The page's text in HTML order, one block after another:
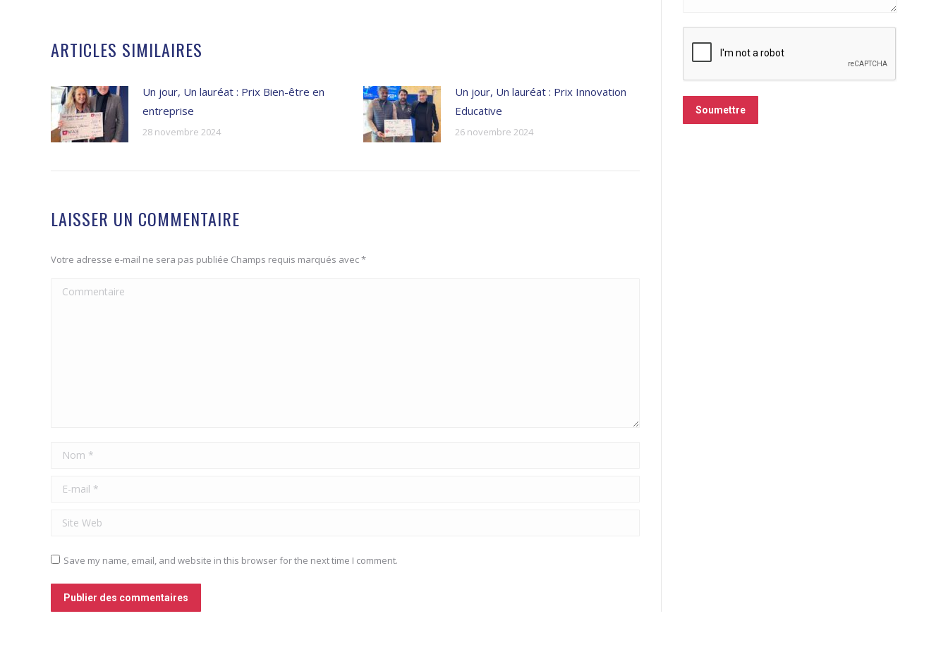
ARTICLES SIMILAIRES
Un jour, Un lauréat : Prix Bien-être en
entreprise
28 novembre 2024
Un jour, Un lauréat : Prix Innovation
Educative
26 novembre 2024
LAISSER UN COMMENTAIRE
Votre adresse e-mail ne sera pas publiée Champs requis marqués avec*
Commentaire
Nom *
E-mail *
Site Web
Save my name, email, and website in this browser for the next time I comment.
Publier des commentaires
Soumettre